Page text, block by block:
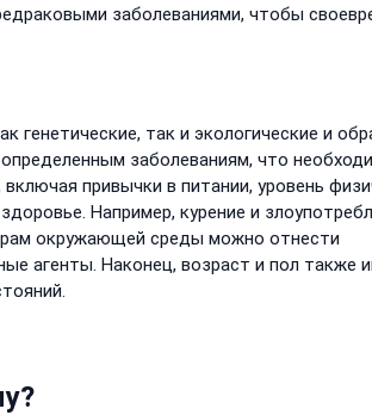
заболеваниями, чтобы
так и экологические и
заболеваниям, что
привычки в питании, уровень
Например, курение и
окружающей среды можно отнести
агенты. Наконец, возраст и пол также